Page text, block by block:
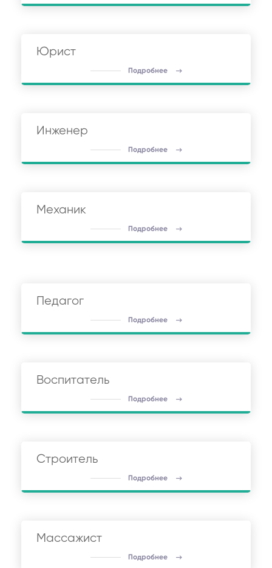
Юрист
Подробнее
Инженер
Подробнее
Механик
Подробнее
Педагог
Подробнее
Воспитатель
Подробнее
Строитель
Подробнее
Массажист
Подробнее